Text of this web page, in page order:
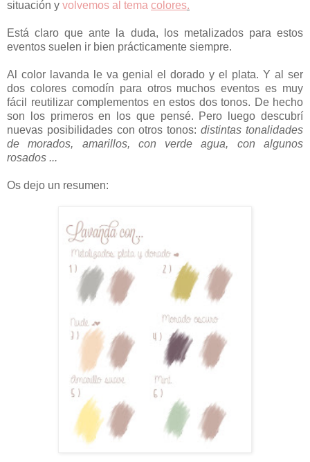
situación y volvemos al tema colores.
Está claro que ante la duda, los metalizados para estos
eventos suelen ir bien prácticamente siempre.
Al color lavanda le va genial el dorado y el plata. Y al ser
dos colores comodín para otros muchos eventos es muy
fácil reutilizar complementos en estos dos tonos. De hecho
son los primeros en los que pensé. Pero luego descubrí
nuevas posibilidades con otros tonos:distintas tonalidades
de morados, amarillos, con verde agua, con algunos
rosados ...
Os dejo un resumen: